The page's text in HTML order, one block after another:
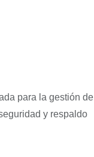
para la gestión de
y respaldo